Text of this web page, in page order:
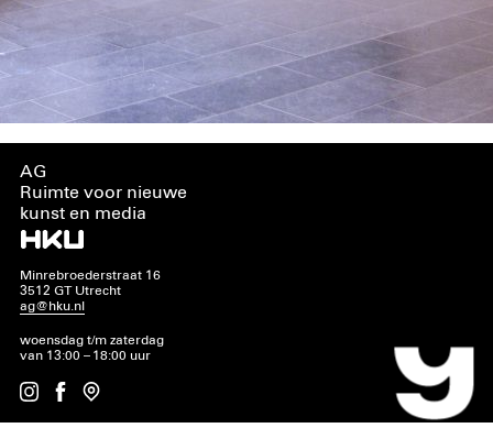
AG
Ruimte voor nieuwe
kunst en media
Minrebroederstraat 16
3512 GT Utrecht
ag@hku.nl
woensdag t/m zaterdag
van 13:00 – 18:00 uur